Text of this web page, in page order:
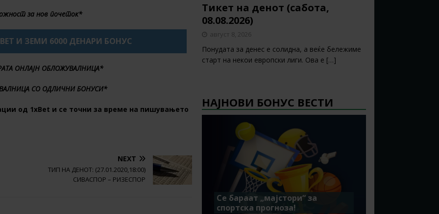
за нов почеток*
И ЗЕМИ 6000 ДЕНАРИ БОНУС
ОНЛАЈН ОБЛОЖУВАЛНИЦА*
СО ОДЛИЧНИ БОНУСИ*
од 1хBet и се точни за време на пишувањето
NEXT
ТИП НА ДЕНОТ: (27.01.2020,18:00)
СИВАСПОР – РИЗЕСПОР
Тикет на денот (сабота,
08.08.2026)
август 8, 2026
Понудата за денес е солидна, а веќе бележиме
старт на некои европски лиги. Ова е […]
НАЈНОВИ БОНУС ВЕСТИ
Се бараат „мајстори“ за
спортска прогноза!